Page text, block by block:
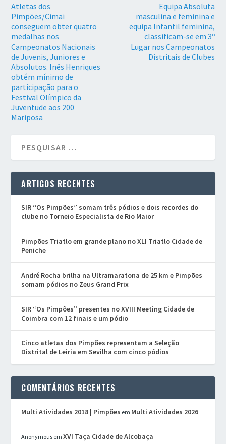
Atletas dos
Pimpões/Cimai
conseguem obter quatro
medalhas nos
Campeonatos Nacionais
de Juvenis, Juniores e
Absolutos. Inês Henriques
obtém mínimo de
participação para o
Festival Olímpico da
Juventude aos 200
Mariposa
Equipa Absoluta
masculina e feminina e
equipa Infantil feminina,
classificam-se em 3º
Lugar nos Campeonatos
Distritais de Clubes
ARTIGOS RECENTES
SIR “Os Pimpões” somam três pódios e dois recordes do
clube no Torneio Especialista de Rio Maior
Pimpões Triatlo em grande plano no XLI Triatlo Cidade de
Peniche
André Rocha brilha na Ultramaratona de 25 km e Pimpões
somam pódios no Zeus Grand Prix
SIR “Os Pimpões” presentes no XVIII Meeting Cidade de
Coimbra com 12 finais e um pódio
Cinco atletas dos Pimpões representam a Seleção
Distrital de Leiria em Sevilha com cinco pódios
COMENTÁRIOS RECENTES
Multi Atividades 2018 | Pimpões em Multi Atividades 2026
Anonymous emXVI Taça Cidade de Alcobaça